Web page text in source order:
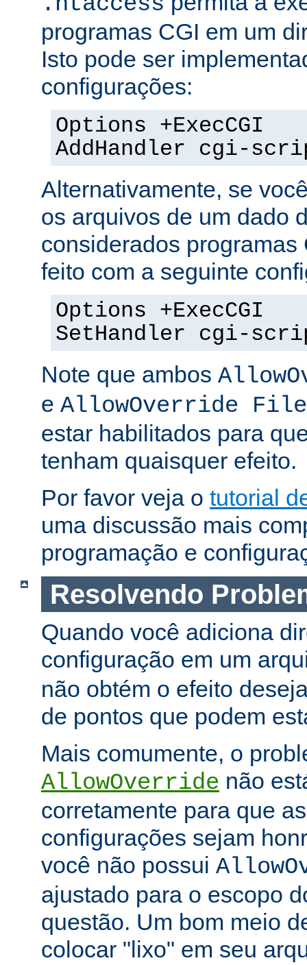
programas CGI em um
Isto pode ser
configurações:
Options +ExecCGI
AddHandler cgi-
Alternativamente, se
os arquivos de um dado
considerados programas
feito com a seguinte
Options +ExecCGI
SetHandler cgi-
Note que ambos
e AllowOverride
estar habilitados para
tenham quaisquer efeito.
Por favor veja o tutorial
uma discussão mais
programação e
Resolvendo
Quando você adiciona
configuração em um
não obtém o efeito
de pontos que podem
Mais comumente, o
AllowOverride não
corretamente para que
configurações sejam
você não possui
ajustado para o escopo
questão. Um bom meio
colocar "lixo" em seu